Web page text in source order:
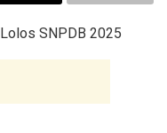
Lolos SNPDB 2025